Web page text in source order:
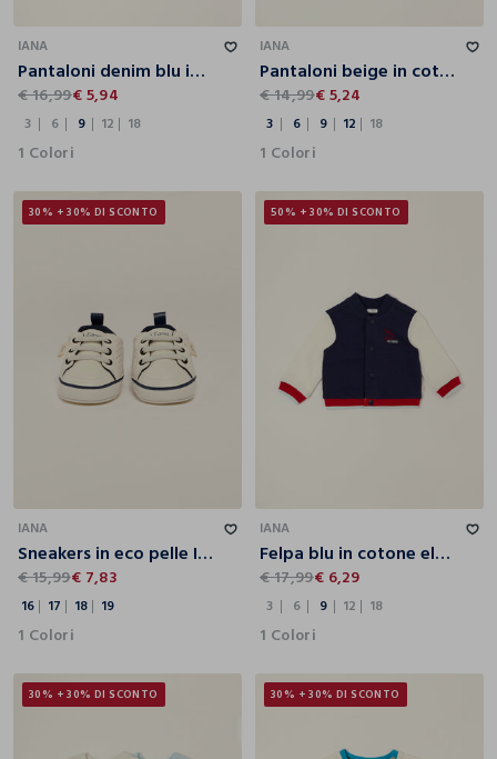
IANA
Pantaloni denim blu in puro cotone regular fit da neonato
€ 16,99€ 5,94
3 6 9 12 18
1 Colori
IANA
Pantaloni beige in cotone e viscosa elasticizzato da neonato regular fit
€ 14,99€ 5,24
3 6 9 12 18
1 Colori
30% + 30% DI SCONTO
IANA
Sneakers in eco pelle IANA neonato
€ 15,99€ 7,83
16 17 18 19
1 Colori
50% + 30% DI SCONTO
IANA
Felpa blu in cotone elasticizzato
€ 17,99€ 6,29
3 6 9 12 18
1 Colori
30% + 30% DI SCONTO 30% + 30% DI SCONTO